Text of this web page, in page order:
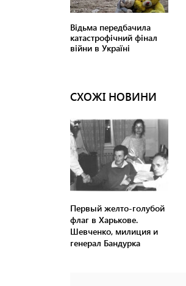
СХОЖІ НОВИНИ
Первый желто-голубой
флаг в Харькове.
Шевченко, милиция и
генерал Бандурка